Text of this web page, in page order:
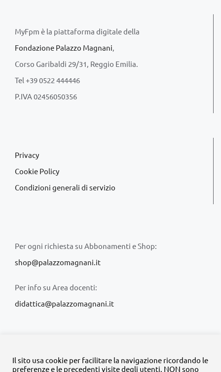
MyFpm è la piattaforma digitale della
Fondazione Palazzo Magnani,
Corso Garibaldi 29/31, Reggio Emilia.
Tel +39 0522 444446
P.IVA 02456050356
Privacy
Cookie Policy
Condizioni generali di servizio
Per ogni richiesta su Abbonamenti e Shop:
shop@palazzomagnani.it
Per info su Area docenti:
didattica@palazzomagnani.it
Il sito usa cookie per facilitare la navigazione ricordando le
preferenze e le precedenti visite degli utenti. NON sono